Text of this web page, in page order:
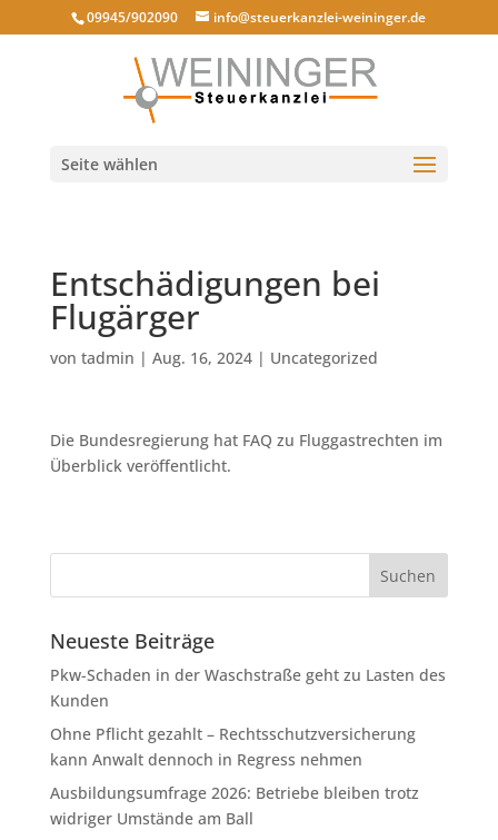
09945/902090 info@steuerkanzlei-weininger.de
Seite wählen
Entschädigungen bei
Flugärger
von tadmin | Aug. 16, 2024| Uncategorized
Die Bundesregierung hat FAQ zu Fluggastrechten im
Überblick veröffentlicht.
Neueste Beiträge
Pkw-Schaden in der Waschstraße geht zu Lasten des
Kunden
Ohne Pflicht gezahlt – Rechtsschutzversicherung
kann Anwalt dennoch in Regress nehmen
Ausbildungsumfrage 2026: Betriebe bleiben trotz
widriger Umstände am Ball